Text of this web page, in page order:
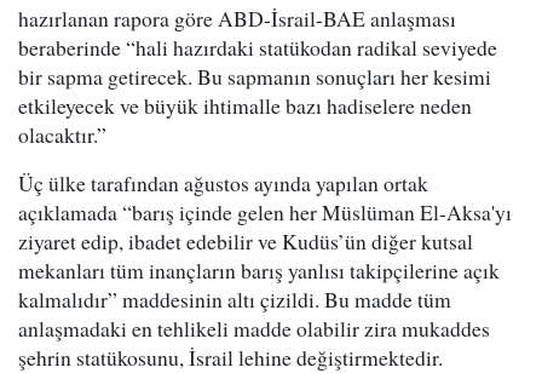
hazırlanan rapora göre ABD-İsrail-BAE anlaşması
beraberinde “hali hazırdaki statükodan radikal seviyede
bir sapma getirecek. Bu sapmanın sonuçları her kesimi
etkileyecek ve büyük ihtimalle bazı hadiselere neden
olacaktır.”
Üç ülke tarafından ağustos ayında yapılan ortak
açıklamada “barış içinde gelen her Müslüman El-Aksa'yı
ziyaret edip, ibadet edebilir ve Kudüs’ün diğer kutsal
mekanları tüm inançların barış yanlısı takipçilerine açık
kalmalıdır” maddesinin altı çizildi. Bu madde tüm
anlaşmadaki en tehlikeli madde olabilir zira mukaddes
şehrin statükosunu, İsrail lehine değiştirmektedir.